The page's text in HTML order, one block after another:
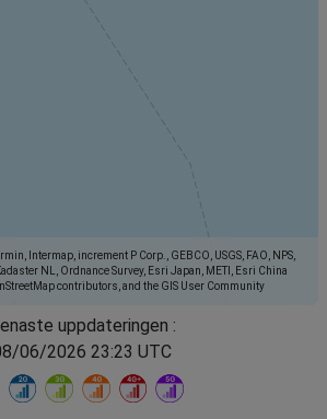
Intermap, increment P Corp., GEBCO, USGS, FAO, NPS,
NL, Ordnance Survey, Esri Japan, METI, Esri China
contributors, and the GIS User Community
uppdateringen :
06/2026 23:23 UTC